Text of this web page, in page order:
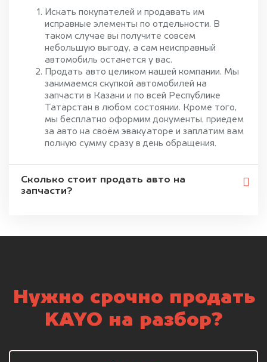
Искать покупателей и продавать им
исправные элементы по отдельности. В
таком случае вы получите совсем
небольшую выгоду, а сам неисправный
автомобиль останется у вас.
Продать авто целиком нашей компании. Мы
занимаемся скупкой автомобилей на
запчасти в Казани и по всей Республике
Татарстан в любом состоянии. Кроме того,
мы бесплатно оформим документы, приедем
за авто на своём эвакуаторе и заплатим вам
полную сумму сразу в день обращения.
Сколько стоит продать авто на
запчасти?
Нужно срочно продать
KAYO на разбор?